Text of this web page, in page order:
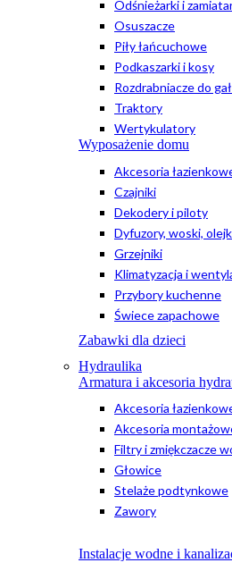
Odśnieżarki i
Osuszacze
Piły łańcuchowe
Podkaszarki i kosy
Rozdrabniacze do
Traktory
Wertykulatory
Wyposażenie domu
Akcesoria
Czajniki
Dekodery i piloty
Dyfuzory, woski,
Grzejniki
Klimatyzacja i
Przybory kuchenne
Świece zapachowe
Zabawki dla dzieci
Hydraulika
Armatura i akcesoria
Akcesoria
Akcesoria
Filtry i zmiękczacze
Głowice
Stelaże podtynkowe
Zawory
Instalacje wodne i